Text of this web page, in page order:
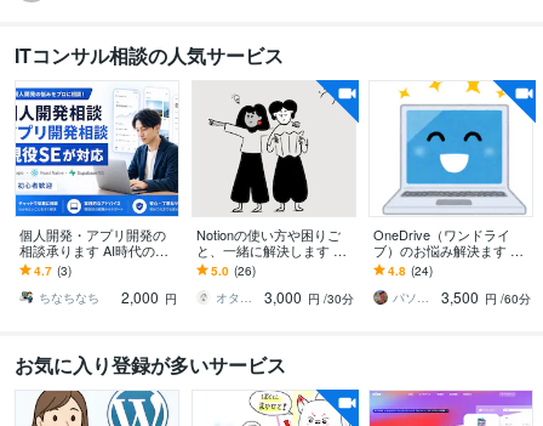
ITコンサル相談の人気サービス
個人開発・アプリ開発の
相談承ります AI時代の開
発のお悩みを解決します
4.7 (3)
ちなちなち
2,000 円
Notionの使い方や困りご
と、一緒に解決します Not
ionに関するモヤモヤ、何
でもご相談ください。
5.0 (26)
オタもち／otamochi
3,000 円 /30分
OneDrive（ワンドライ
ブ）のお悩み解決ます そ
の他のクラウドサービス
でも相談可能です。Googl
eなど
4.8 (24)
パソコントラブル対応のミライスコープ
3,500 円 /60分
お気に入り登録が多いサービス